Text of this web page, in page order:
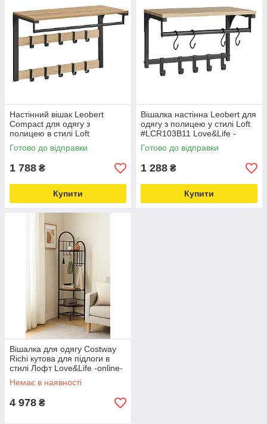
Настінний вішак Leobert
Compact для одягу з
полицею в стилі Loft
Love&Life -online-multimarket-
Готово до відправки
1 788 ₴
Купити
Вішалка настінна Leobert для
одягу з полицею у стилі Loft
#LCR103B11 Love&Life -
online-multimarket-
Готово до відправки
1 288 ₴
Купити
Вішалка для одягу Costway
Richi кутова для підлоги в
стилі Лофт Love&Life -online-
multimarket-
Немає в наявності
4 978 ₴